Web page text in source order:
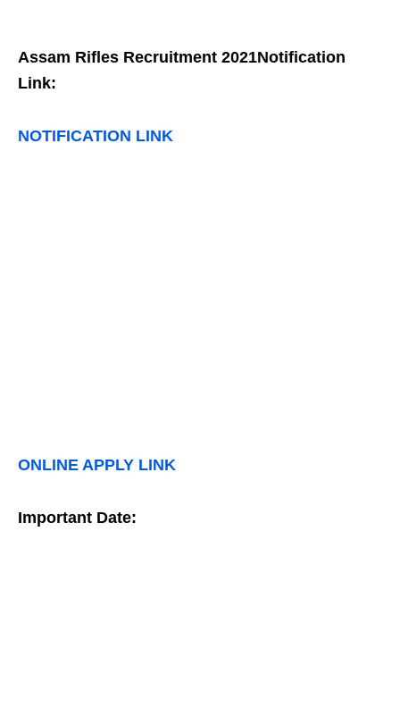
Assam Rifles Recruitment 2021Notification
Link:
NOTIFICATION LINK
ONLINE APPLY LINK
Important Date: